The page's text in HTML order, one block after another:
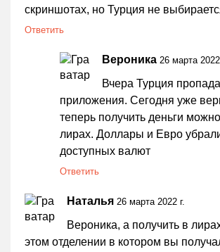
скриншотах, но Турция не
Ответить
Вероника 26 марта 2022
Вчера Турция
приложения. Сегодня уже
теперь получить деньги
лирах. Доллары и Евро
доступных валют
Ответить
Наталья 26 марта 2022 г.
Вероника, а получить в
этом отделении в котором вы